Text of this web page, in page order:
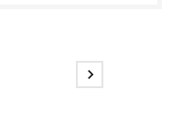
